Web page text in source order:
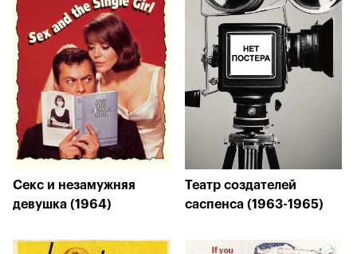
Секс и незамужняя
девушка (1964)
Театр создателей
саспенса (1963-1965)